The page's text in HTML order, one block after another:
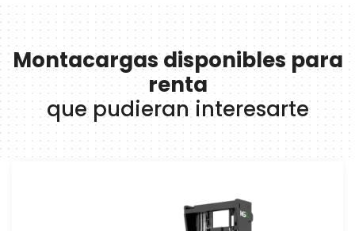
Montacargas disponibles para
renta
que pudieran interesarte